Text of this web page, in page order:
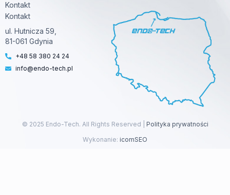
Kontakt
Kontakt
ul. Hutnicza 59,
81-061 Gdynia
+48 58 380 24 24
info@endo-tech.pl
© 2025 Endo-Tech. All Rights Reserved |
Polityka prywatności
Wykonanie: icomSEO